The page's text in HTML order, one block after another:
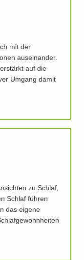
mit der
auseinander.
auf die
Umgang damit
zu Schlaf,
Schlaf führen
das eigene